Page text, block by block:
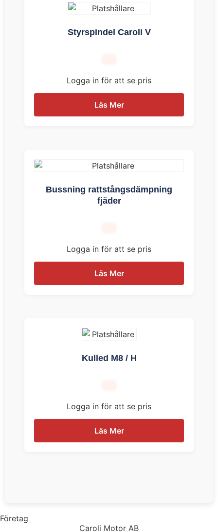
Styrspindel Caroli V
Logga in för att se pris
Läs Mer
Bussning rattstångsdämpning
fjäder
Logga in för att se pris
Läs Mer
Kulled M8 / H
Logga in för att se pris
Läs Mer
Företag
Caroli Motor AB